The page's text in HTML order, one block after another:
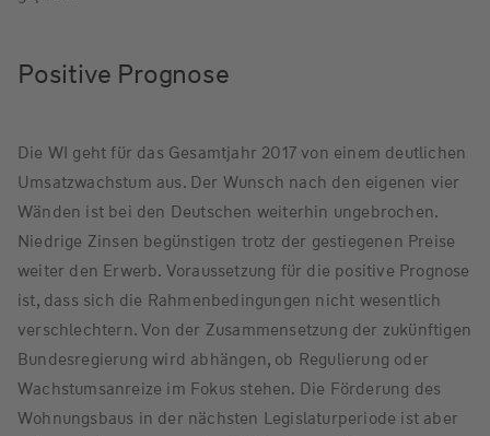
Positive Prognose
Die WI geht für das Gesamtjahr 2017 von einem deutlichen
Umsatzwachstum aus. Der Wunsch nach den eigenen vier
Wänden ist bei den Deutschen weiterhin ungebrochen.
Niedrige Zinsen begünstigen trotz der gestiegenen Preise
weiter den Erwerb. Voraussetzung für die positive Prognose
ist, dass sich die Rahmenbedingungen nicht wesentlich
verschlechtern. Von der Zusammensetzung der zukünftigen
Bundesregierung wird abhängen, ob Regulierung oder
Wachstumsanreize im Fokus stehen. Die Förderung des
Wohnungsbaus in der nächsten Legislaturperiode ist aber